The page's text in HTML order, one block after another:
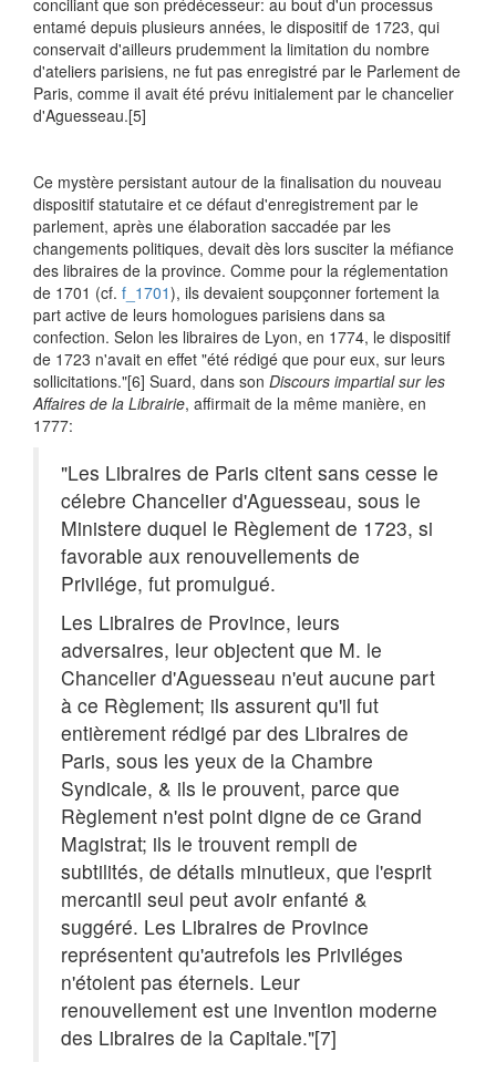
conciliant que son prédécesseur: au bout d'un processus
entamé depuis plusieurs années, le dispositif de 1723, qui
conservait d'ailleurs prudemment la limitation du nombre
d'ateliers parisiens, ne fut pas enregistré par le Parlement de
Paris, comme il avait été prévu initialement par le chancelier
d'Aguesseau.[5]
Ce mystère persistant autour de la finalisation du nouveau
dispositif statutaire et ce défaut d'enregistrement par le
parlement, après une élaboration saccadée par les
changements politiques, devait dès lors susciter la méfiance
des libraires de la province. Comme pour la réglementation
de 1701 (cf. f_1701), ils devaient soupçonner fortement la
part active de leurs homologues parisiens dans sa
confection. Selon les libraires de Lyon, en 1774, le dispositif
de 1723 n'avait en effet "été rédigé que pour eux, sur leurs
sollicitations."[6] Suard, dans son Discours impartial sur les
Affaires de la Librairie, affirmait de la même manière, en
1777:
"Les Libraires de Paris citent sans cesse le
célebre Chancelier d'Aguesseau, sous le
Ministere duquel le Règlement de 1723, si
favorable aux renouvellements de
Privilége, fut promulgué.
Les Libraires de Province, leurs
adversaires, leur objectent que M. le
Chancelier d'Aguesseau n'eut aucune part
à ce Règlement; ils assurent qu'il fut
entièrement rédigé par des Libraires de
Paris, sous les yeux de la Chambre
Syndicale, & ils le prouvent, parce que
Règlement n'est point digne de ce Grand
Magistrat; ils le trouvent rempli de
subtilités, de détails minutieux, que l'esprit
mercantil seul peut avoir enfanté &
suggéré. Les Libraires de Province
représentent qu'autrefois les Priviléges
n'étoient pas éternels. Leur
renouvellement est une invention moderne
des Libraires de la Capitale."[7]